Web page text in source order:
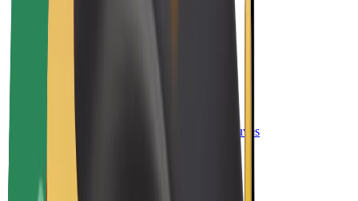
Kurjerio pajamos
„Bolt Food“ restoranai ir parduotuvės
Automobilių nuomos parkai
Franšizės